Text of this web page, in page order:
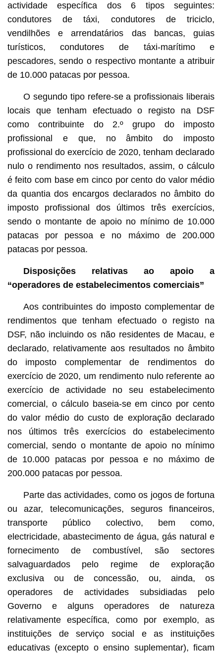
actividade específica dos 6 tipos seguintes:
condutores de táxi, condutores de triciclo,
vendilhões e arrendatários das bancas, guias
turísticos, condutores de táxi-marítimo e
pescadores, sendo o respectivo montante a atribuir
de 10.000 patacas por pessoa.
O segundo tipo refere-se a profissionais liberais
locais que tenham efectuado o registo na DSF
como contribuinte do 2.º grupo do imposto
profissional e que, no âmbito do imposto
profissional do exercício de 2020, tenham declarado
nulo o rendimento nos resultados, assim, o cálculo
é feito com base em cinco por cento do valor médio
da quantia dos encargos declarados no âmbito do
imposto profissional dos últimos três exercícios,
sendo o montante de apoio no mínimo de 10.000
patacas por pessoa e no máximo de 200.000
patacas por pessoa.
Disposições relativas ao apoio a
“operadores de estabelecimentos comerciais”
Aos contribuintes do imposto complementar de
rendimentos que tenham efectuado o registo na
DSF, não incluindo os não residentes de Macau, e
declarado, relativamente aos resultados no âmbito
do imposto complementar de rendimentos do
exercício de 2020, um rendimento nulo referente ao
exercício de actividade no seu estabelecimento
comercial, o cálculo baseia-se em cinco por cento
do valor médio do custo de exploração declarado
nos últimos três exercícios do estabelecimento
comercial, sendo o montante de apoio no mínimo
de 10.000 patacas por pessoa e no máximo de
200.000 patacas por pessoa.
Parte das actividades, como os jogos de fortuna
ou azar, telecomunicações, seguros financeiros,
transporte público colectivo, bem como,
electricidade, abastecimento de água, gás natural e
fornecimento de combustível, são sectores
salvaguardados pelo regime de exploração
exclusiva ou de concessão, ou, ainda, os
operadores de actividades subsidiadas pelo
Governo e alguns operadores de natureza
relativamente específica, como por exemplo, as
instituições de serviço social e as instituições
educativas (excepto o ensino suplementar), ficam